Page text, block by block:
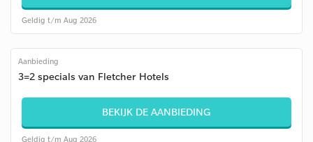
Geldig t/m Aug 2026
Aanbieding
3=2 specials van Fletcher Hotels
BEKIJK DE AANBIEDING
Geldig t/m Aug 2026